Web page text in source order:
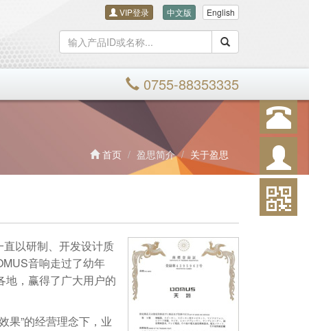
VIP登录 中文版 English
搜索
0755-88353335
首页 盈思简介 关于盈思
以研制、开发设计质
音响走过了幼年
地，赢得了广大用户的
果”的经营理念下，业